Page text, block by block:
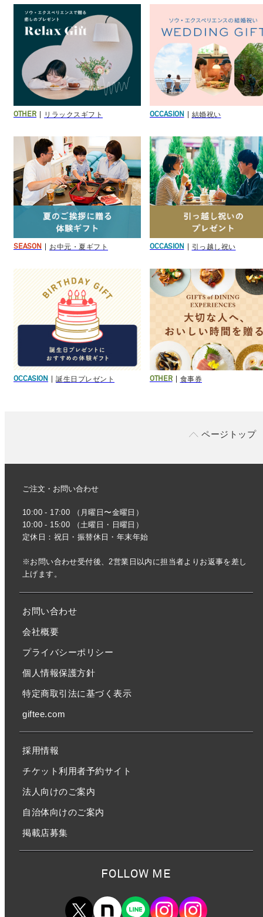
OTHER リラックスギフト OCCASION 結婚祝い
SEASON お中元・夏ギフト OCCASION 引っ越し祝い
OCCASION 誕生日プレゼント OTHER 食事券
ページトップ
ご注文・お問い合わせ
10:00 - 17:00 （月曜日〜金曜日）
10:00 - 15:00 （土曜日・日曜日）
定休日：祝日・振替休日・年末年始
※お問い合わせ受付後、2営業日以内に担当者よりお返事を差し
上げます。
お問い合わせ
会社概要
プライバシーポリシー
個人情報保護方針
特定商取引法に基づく表示
giftee.com
採用情報
チケット利用者予約サイト
法人向けのご案内
自治体向けのご案内
掲載店募集
FOLLOW ME